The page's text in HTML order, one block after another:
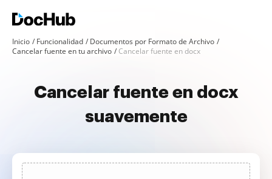
Inicio Funcionalidad
Documentos por Formato de Archivo
Cancelar fuente en tu archivo
Cancelar fuente en docx
Cancelar fuente en docx
suavemente